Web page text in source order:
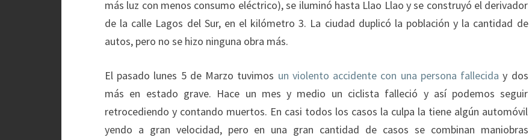
más luz con menos consumo eléctrico), se iluminó hasta Llao Llao y se construyó el derivador
de la calle Lagos del Sur, en el kilómetro 3. La ciudad duplicó la población y la cantidad de
autos, pero no se hizo ninguna obra más.
El pasado lunes 5 de Marzo tuvimos un violento accidente con una persona falleciday dos
más en estado grave. Hace un mes y medio un ciclista falleció y así podemos seguir
retrocediendo y contando muertos. En casi todos los casos la culpa la tiene algún automóvil
yendo a gran velocidad, pero en una gran cantidad de casos se combinan maniobras